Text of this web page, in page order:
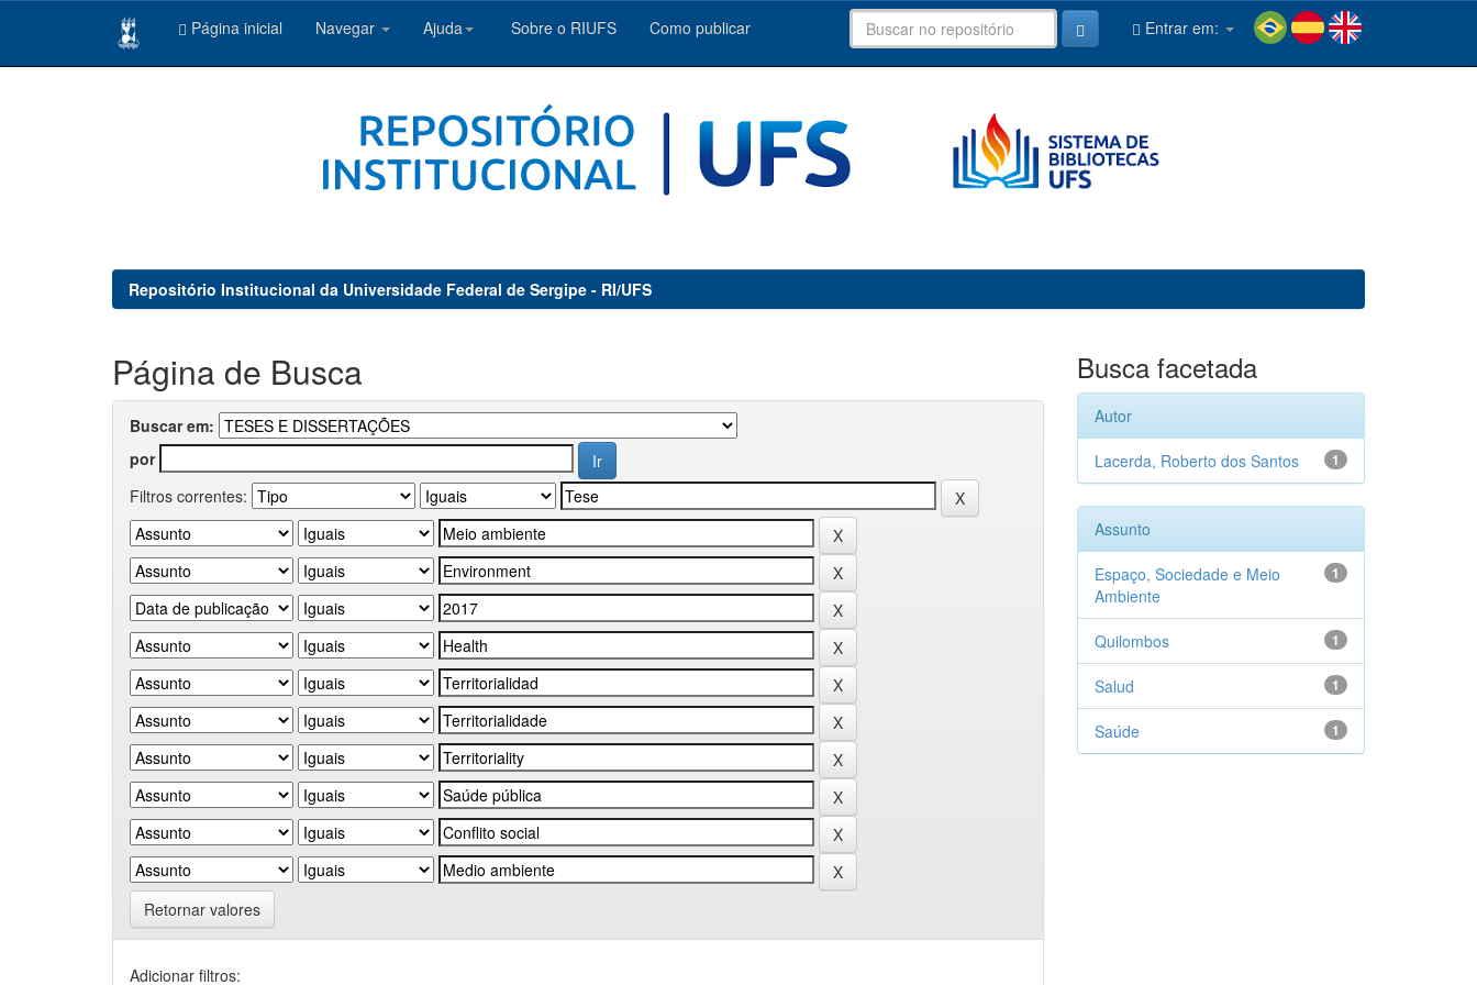
Página inicial Navegar Ajuda Sobre o RIUFS Como publicar Entrar em:
Repositório Institucional da Universidade Federal de Sergipe - RI/UFS
Página de Busca
Buscar em:
por
Filtros correntes:
Retornar valores
Adicionar filtros:
Busca facetada
Autor
1
Lacerda, Roberto dos Santos
Assunto
1
Espaço, Sociedade e Meio
Ambiente
1
Quilombos
1
Salud
1
Saúde